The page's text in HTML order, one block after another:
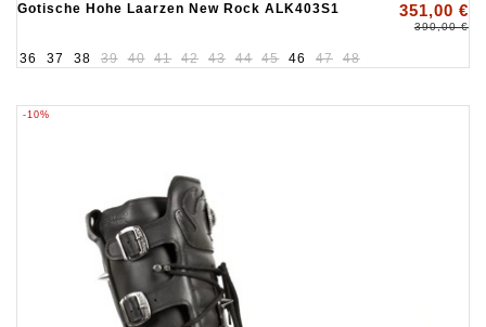
Gotische Hohe Laarzen New Rock ALK403S1 351,00 €
390,00 €
36 37 38 39 40 41 42 43 44 45 46 47 48
-10%